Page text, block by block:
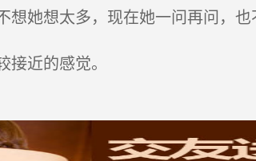
她想太多，现在她一问再问，也
近的感觉。